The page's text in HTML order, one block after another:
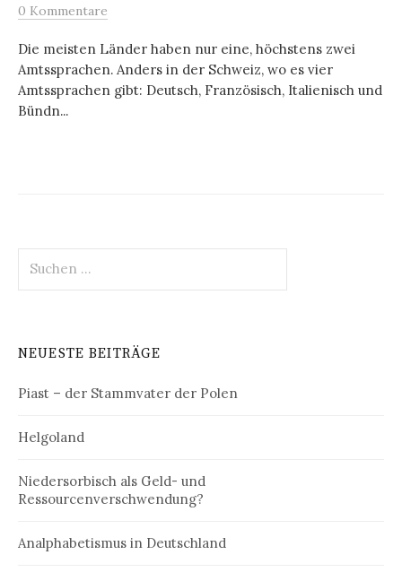
0 Kommentare
Die meisten Länder haben nur eine, höchstens zwei
Amtssprachen. Anders in der Schweiz, wo es vier
Amtssprachen gibt: Deutsch, Französisch, Italienisch und
Bündn...
nach:
NEUESTE BEITRÄGE
Piast – der Stammvater der Polen
Helgoland
Niedersorbisch als Geld- und
Ressourcenverschwendung?
Analphabetismus in Deutschland